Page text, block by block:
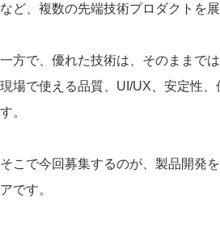
など、複数の先端技術プロダクトを展
一方で、優れた技術は、そのままでは
現場で使える品質、UI/UX、安定性
す。
そこで今回募集するのが、製品開発
アです。